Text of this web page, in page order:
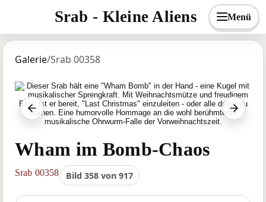
Srab - Kleine Aliens Menü
Galerie/Srab 00358
Vorheriger Srab
Wham im Bomb-Chaos
Srab 00358 Bild 358 von 917